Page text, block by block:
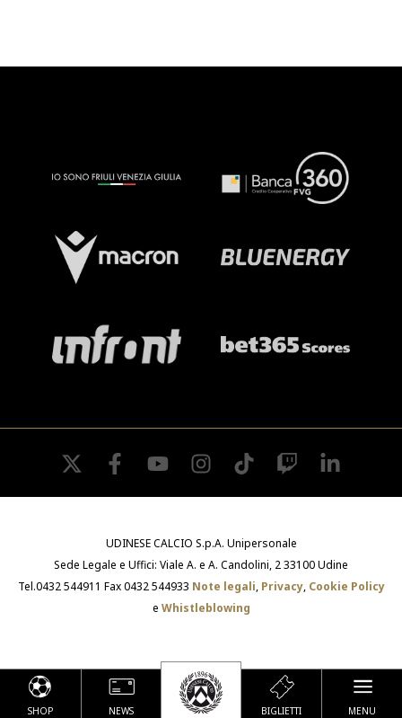
SHOP NEWS BIGLIETTI MENU
twitter facebookyoutube instagramtiktok twitch
UDINESE CALCIO S.p.A. Unipersonale
Sede Legale e Uffici: Viale A. e A. Candolini, 2 33100 Udine
Tel.0432 544911 Fax 0432 544933 Note legali, Privacy, Cookie Policy
e Whistleblowing